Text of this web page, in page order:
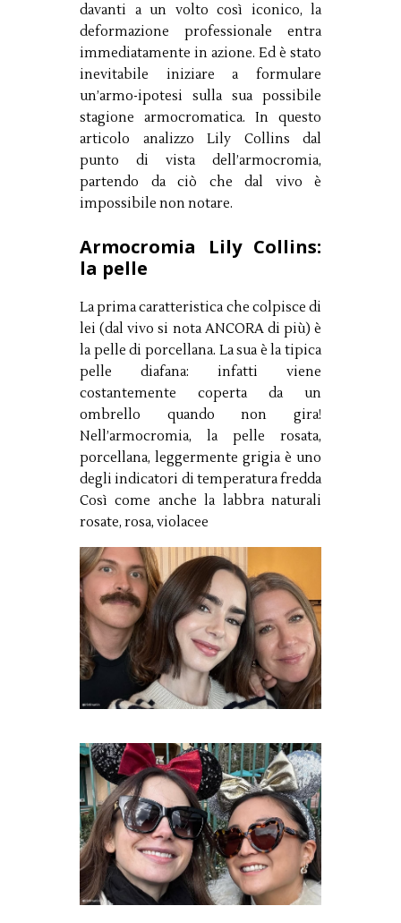
davanti a un volto così iconico, la
deformazione professionale entra
immediatamente in azione. Ed è stato
inevitabile iniziare a formulare
un’armo-ipotesi sulla sua possibile
stagione armocromatica. In questo
articolo analizzo Lily Collins dal
punto di vista dell’armocromia,
partendo da ciò che dal vivo è
impossibile non notare.
Armocromia Lily Collins:
la pelle
La prima caratteristica che colpisce di
lei (dal vivo si nota ANCORA di più) è
la pelle di porcellana. La sua è la tipica
pelle diafana: infatti viene
costantemente coperta da un
ombrello quando non gira!
Nell’armocromia, la pelle rosata,
porcellana, leggermente grigia è uno
degli indicatori di temperatura fredda
Così come anche la labbra naturali
rosate, rosa, violacee